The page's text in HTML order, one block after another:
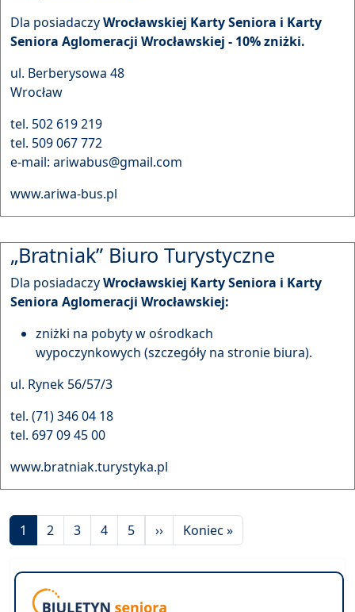
Dla posiadaczyWrocławskiej Karty Seniora i Karty
Seniora Aglomeracji Wrocławskiej - 10% zniżki.
ul. Berberysowa 48
Wrocław
tel. 502 619 219
tel. 509 067 772
e-mail: ariwabus@gmail.com
www.ariwa-bus.pl
„Bratniak” Biuro Turystyczne
Dla posiadaczyWrocławskiej Karty Seniora i Karty
Seniora Aglomeracji Wrocławskiej:
zniżki na pobyty w ośrodkach
wypoczynkowych (szczegóły na stronie biura).
ul. Rynek 56/57/3
tel. (71) 346 04 18
tel. 697 09 45 00
www.bratniak.turystyka.pl
Stronicowanie
1 2 3 4 5 ››Następna strona
Koniec »Ostatnia strona